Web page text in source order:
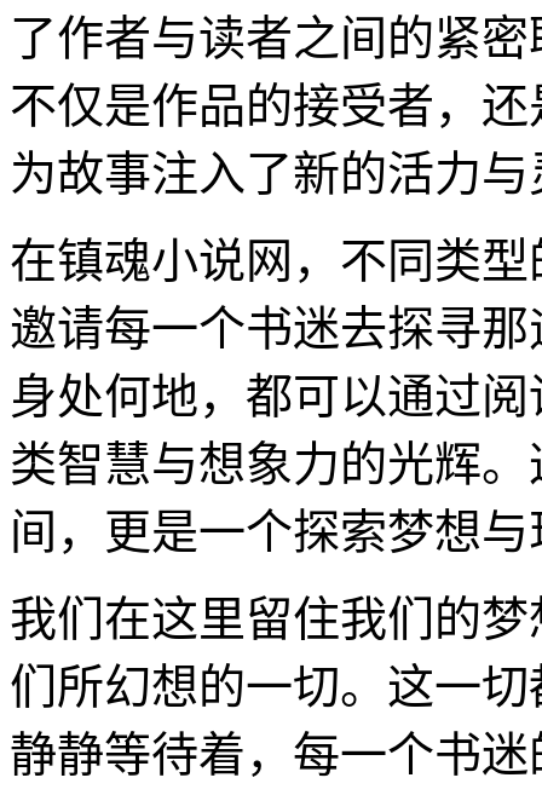
了作者与读者之间的紧
不仅是作品的接受者，
为故事注入了新的活力
在镇魂小说网，不同类
邀请每一个书迷去探寻
身处何地，都可以通过
类智慧与想象力的光辉
间，更是一个探索梦想
我们在这里留住我们的
们所幻想的一切。这一
静静等待着，每一个书